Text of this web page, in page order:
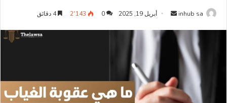
inhub sa
أرسل
إلكترونيا
أبريل 19, 2025 0 2٬143 4 دقائق